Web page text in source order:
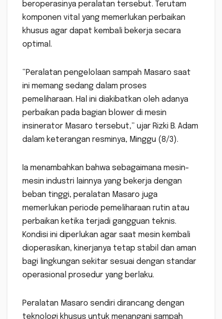
beroperasinya peralatan tersebut. Terutam
komponen vital yang memerlukan perbaikan
khusus agar dapat kembali bekerja secara
optimal.
“Peralatan pengelolaan sampah Masaro saat
ini memang sedang dalam proses
pemeliharaan. Hal ini diakibatkan oleh adanya
perbaikan pada bagian blower di mesin
insinerator Masaro tersebut,” ujar Rizki B. Adam
dalam keterangan resminya, Minggu (8/3).
Ia menambahkan bahwa sebagaimana mesin-
mesin industri lainnya yang bekerja dengan
beban tinggi, peralatan Masaro juga
memerlukan periode pemeliharaan rutin atau
perbaikan ketika terjadi gangguan teknis.
Kondisi ini diperlukan agar saat mesin kembali
dioperasikan, kinerjanya tetap stabil dan aman
bagi lingkungan sekitar sesuai dengan standar
operasional prosedur yang berlaku.
Peralatan Masaro sendiri dirancang dengan
teknologi khusus untuk menangani sampah